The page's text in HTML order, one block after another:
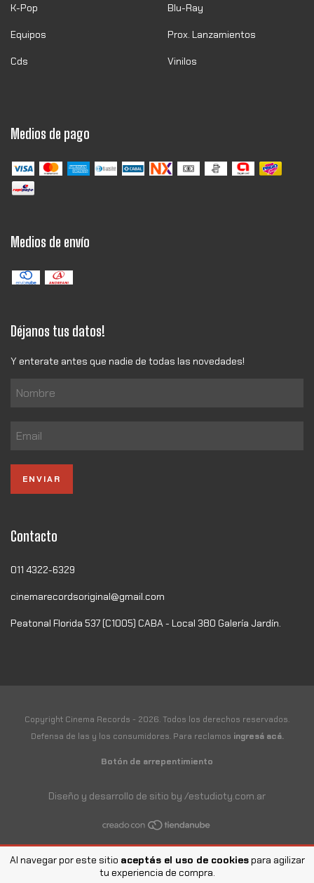
Al navegar por este sitio aceptás el uso de cookiespara agilizar
tu experiencia de compra.
K-Pop Blu-Ray
Equipos Prox. Lanzamientos
Cds Vinilos
Medios de pago
Medios de envío
Déjanos tus datos!
Y enterate antes que nadie de todas las novedades!
Contacto
011 4322-6329
cinemarecordsoriginal@gmail.com
Peatonal Florida 537 (C1005) CABA - Local 380 Galería Jardín.
Copyright Cinema Records - 2026. Todos los derechos reservados.
Defensa de las y los consumidores. Para reclamos ingresá acá.
Botón de arrepentimiento
Diseño y desarrollo de sitio by /estudioty.com.ar